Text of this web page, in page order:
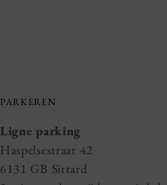
PARKEREN
Ligne parking
Haspelsestraat 42
6131 GB Sittard